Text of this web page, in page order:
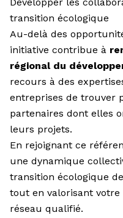
Développer les
transition écologique
Au-delà des
initiative contribue à
régional du
recours à des
entreprises de trouver
partenaires dont elles
leurs projets.
En rejoignant ce
une dynamique
transition écologique
tout en valorisant votre
réseau qualifié.